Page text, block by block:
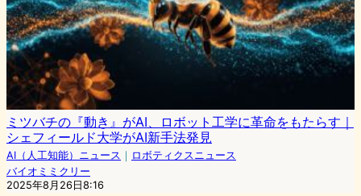
ミツバチの『動き』がAI、ロボット工学に革命をもたらす｜
シェフィールド大学がAI新手法発見
AI（人工知能）ニュース ｜ ロボティクスニュース
バイオミミクリー
2025年8月26日8:16